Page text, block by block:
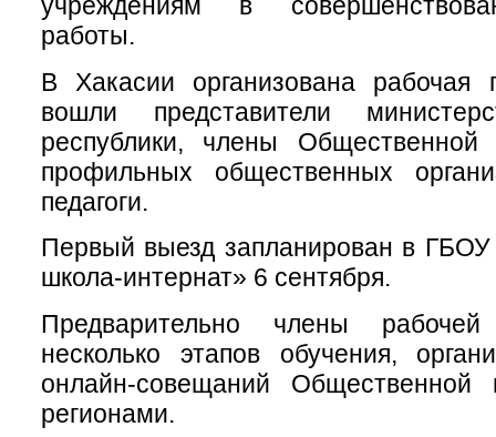
учреждениям в
работы.
В Хакасии организована рабочая
вошли представители
республики, члены Общественной
профильных общественных
педагоги.
Первый выезд запланирован в ГБОУ
школа-интернат» 6 сентября.
Предварительно члены
несколько этапов обучения,
онлайн-совещаний
регионами.